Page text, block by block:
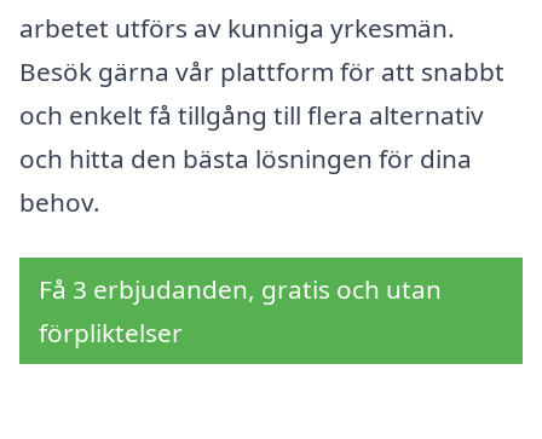
arbetet utförs av kunniga yrkesmän.
Besök gärna vår plattform för att snabbt
och enkelt få tillgång till flera alternativ
och hitta den bästa lösningen för dina
behov.
Få 3 erbjudanden, gratis och utan
förpliktelser